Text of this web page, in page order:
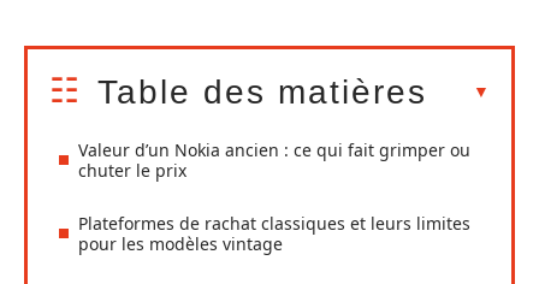
Table des matières
Valeur d’un Nokia ancien : ce qui fait grimper ou
chuter le prix
Plateformes de rachat classiques et leurs limites
pour les modèles vintage